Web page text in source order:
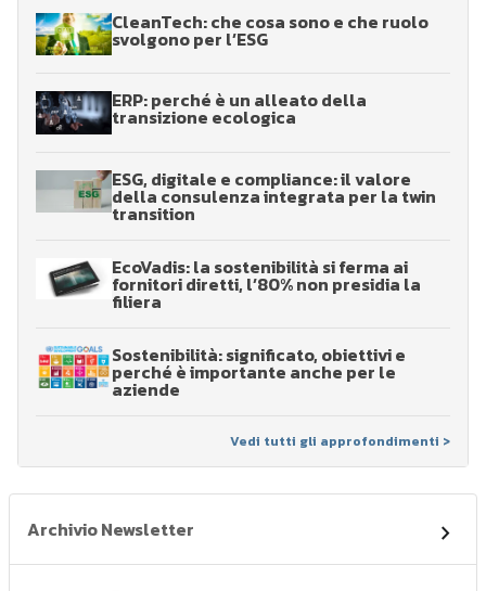
CleanTech: che cosa sono e che ruolo
svolgono per l’ESG
ERP: perché è un alleato della
transizione ecologica
ESG, digitale e compliance: il valore
della consulenza integrata per la twin
transition
EcoVadis: la sostenibilità si ferma ai
fornitori diretti, l’80% non presidia la
filiera
Sostenibilità: significato, obiettivi e
perché è importante anche per le
aziende
Vedi tutti gli approfondimenti >
Archivio Newsletter